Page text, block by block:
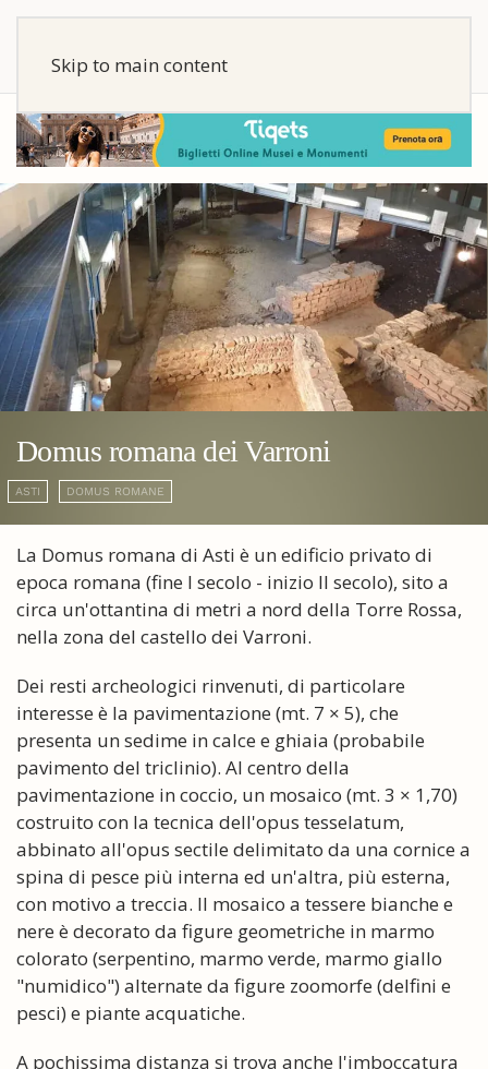
Skip to main content
Domus romana dei Varroni
ASTI DOMUS ROMANE
La Domus romana di Asti è un edificio privato di
epoca romana (fine I secolo - inizio II secolo), sito a
circa un'ottantina di metri a nord della Torre Rossa,
nella zona del castello dei Varroni.
Dei resti archeologici rinvenuti, di particolare
interesse è la pavimentazione (mt. 7 × 5), che
presenta un sedime in calce e ghiaia (probabile
pavimento del triclinio). Al centro della
pavimentazione in coccio, un mosaico (mt. 3 × 1,70)
costruito con la tecnica dell'opus tesselatum,
abbinato all'opus sectile delimitato da una cornice a
spina di pesce più interna ed un'altra, più esterna,
con motivo a treccia. Il mosaico a tessere bianche e
nere è decorato da figure geometriche in marmo
colorato (serpentino, marmo verde, marmo giallo
"numidico") alternate da figure zoomorfe (delfini e
pesci) e piante acquatiche.
A pochissima distanza si trova anche l'imboccatura